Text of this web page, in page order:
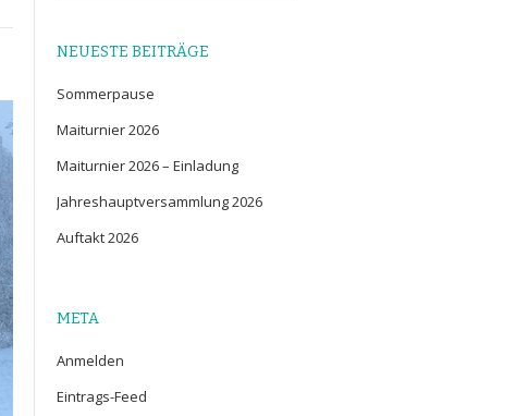
NEUESTE BEITRÄGE
Sommerpause
Maiturnier 2026
Maiturnier 2026 – Einladung
Jahreshauptversammlung 2026
Auftakt 2026
META
Anmelden
Eintrags-Feed